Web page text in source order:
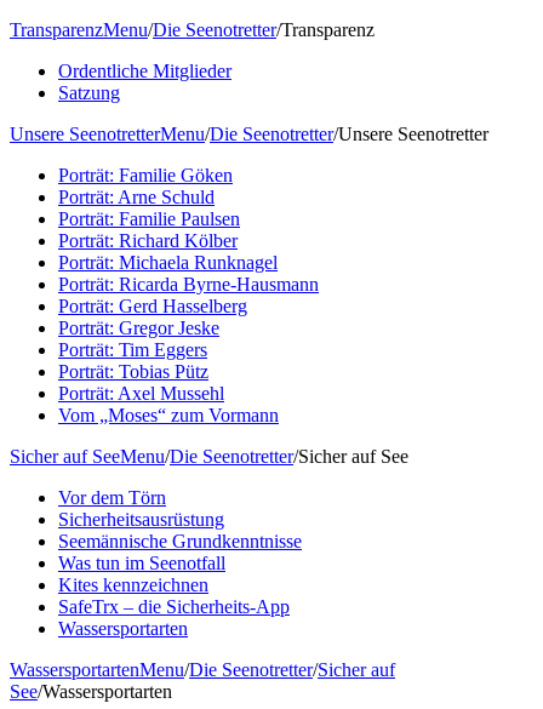
TransparenzMenu/Die Seenotretter/Transparenz
Ordentliche Mitglieder
Satzung
Unsere SeenotretterMenu/Die Seenotretter/Unsere Seenotretter
Porträt: Familie Göken
Porträt: Arne Schuld
Porträt: Familie Paulsen
Porträt: Richard Kölber
Porträt: Michaela Runknagel
Porträt: Ricarda Byrne-Hausmann
Porträt: Gerd Hasselberg
Porträt: Gregor Jeske
Porträt: Tim Eggers
Porträt: Tobias Pütz
Porträt: Axel Mussehl
Vom „Moses“ zum Vormann
Sicher auf SeeMenu/Die Seenotretter/Sicher auf See
Vor dem Törn
Sicherheitsausrüstung
Seemännische Grundkenntnisse
Was tun im Seenotfall
Kites kennzeichnen
SafeTrx – die Sicherheits-App
Wassersportarten
WassersportartenMenu/Die Seenotretter/Sicher auf
See/Wassersportarten